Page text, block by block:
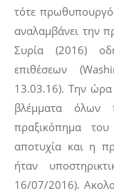
τότε
αναλαμβάνει την
Συρία (2016)
επιθέσεων
13.03.16). Την ώρα
βλέμματα όλων
πραξικόπημα
αποτυχία και η
ήταν
16/07/2016).